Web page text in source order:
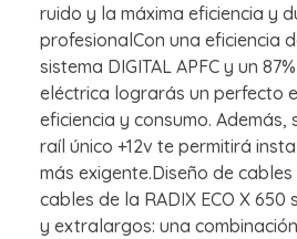
ruido y la máxima eficiencia y
profesionalCon una eficiencia
sistema DIGITAL APFC y un
eléctrica lograrás un perfecto
eficiencia y consumo.
raíl único +12v te permitirá
más exigente.Diseño de
cables de la RADIX ECO X
y extralargos: una